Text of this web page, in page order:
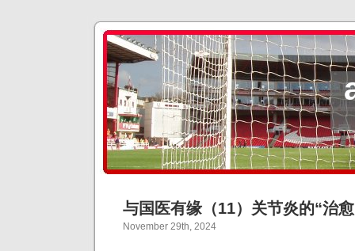
与国医有缘（11）关节炎的“治
November 29th, 2024